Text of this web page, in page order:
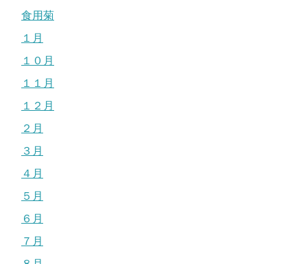
食用菊
１月
１０月
１１月
１２月
２月
３月
４月
５月
６月
７月